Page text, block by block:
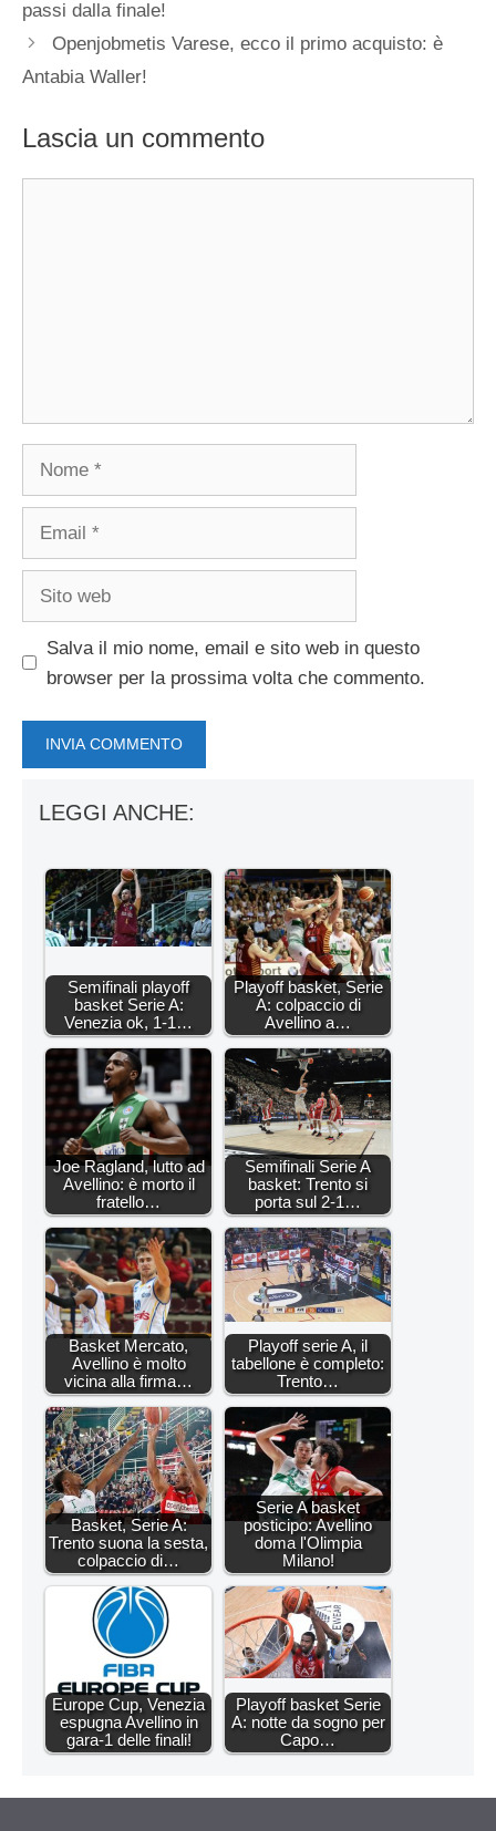
passi dalla finale!
Openjobmetis Varese, ecco il primo acquisto: è
Antabia Waller!
Lascia un commento
Salva il mio nome, email e sito web in questo
browser per la prossima volta che commento.
LEGGI ANCHE:
Semifinali playoff
basket Serie A:
Venezia ok, 1-1…
Playoff basket, Serie
A: colpaccio di
Avellino a…
Joe Ragland, lutto ad
Avellino: è morto il
fratello…
Semifinali Serie A
basket: Trento si
porta sul 2-1…
Basket Mercato,
Avellino è molto
vicina alla firma…
Playoff serie A, il
tabellone è completo:
Trento…
Basket, Serie A:
Trento suona la sesta,
colpaccio di…
Serie A basket
posticipo: Avellino
doma l'Olimpia
Milano!
Europe Cup, Venezia
espugna Avellino in
gara-1 delle finali!
Playoff basket Serie
A: notte da sogno per
Capo…